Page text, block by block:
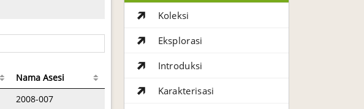
Nama Asesi
2008-007
Koleksi
Eksplorasi
Introduksi
Karakterisasi